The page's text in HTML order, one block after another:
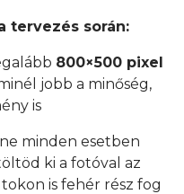
tervezés során:
800×500 pixel
jobb a minőség,
is
minden esetben
ki a fotóval az
is fehér rész fog